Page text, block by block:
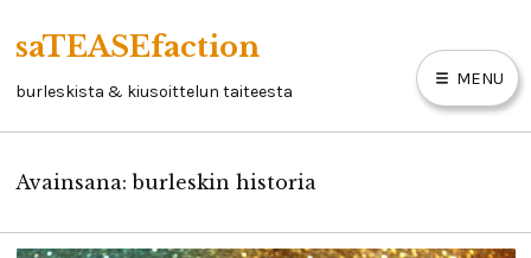
content
saTEASEfaction
burleskista & kiusoittelun taiteesta
MENU
ARTIKKELIT
Avainsana:burleskin historia